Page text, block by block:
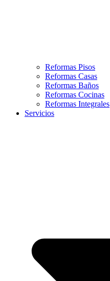
Reformas Pisos
Reformas Casas
Reformas Baños
Reformas Cocinas
Reformas Integrales
Servicios